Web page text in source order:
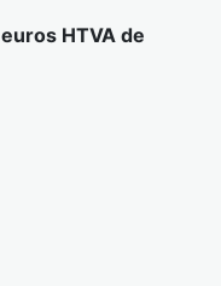
HTVA de